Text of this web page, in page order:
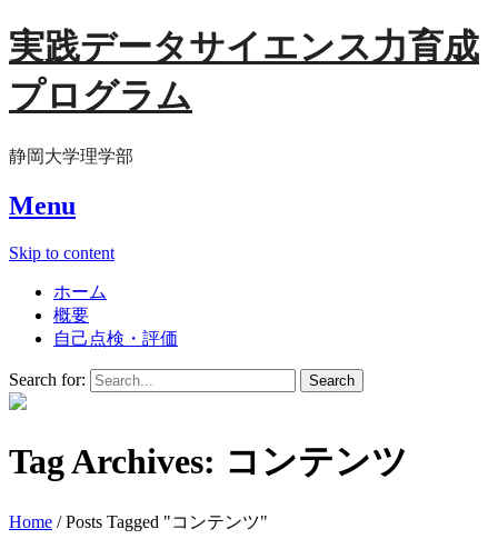
実践データサイエンス力育成
プログラム
静岡大学理学部
Menu
Skip to content
ホーム
概要
自己点検・評価
Search for:
Tag Archives: コンテンツ
Home /Posts Tagged "コンテンツ"